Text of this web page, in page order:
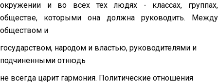
окружении и во всех тех людях - классах, группах,
обществе, которыми она должна руководить. Между
обществом и
государством, народом и властью, руководителями и
подчиненными отнюдь
не всегда царит гармония. Политические отношения